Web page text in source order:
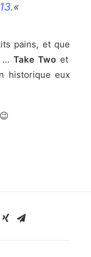
«
pains, et que
… Take Two et
historique eux
😉